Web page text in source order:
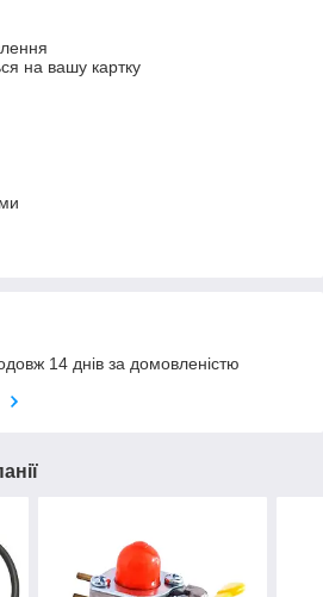
на вашу картку
14 днів за домовленістю